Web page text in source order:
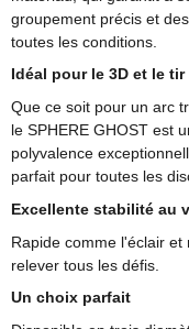
groupement précis et
toutes les conditions.
Idéal pour le 3D et le
Que ce soit pour un arc
le SPHERE GHOST est
polyvalence
parfait pour toutes les
Excellente stabilité au
Rapide comme l'éclair
relever tous les défis.
Un choix parfait